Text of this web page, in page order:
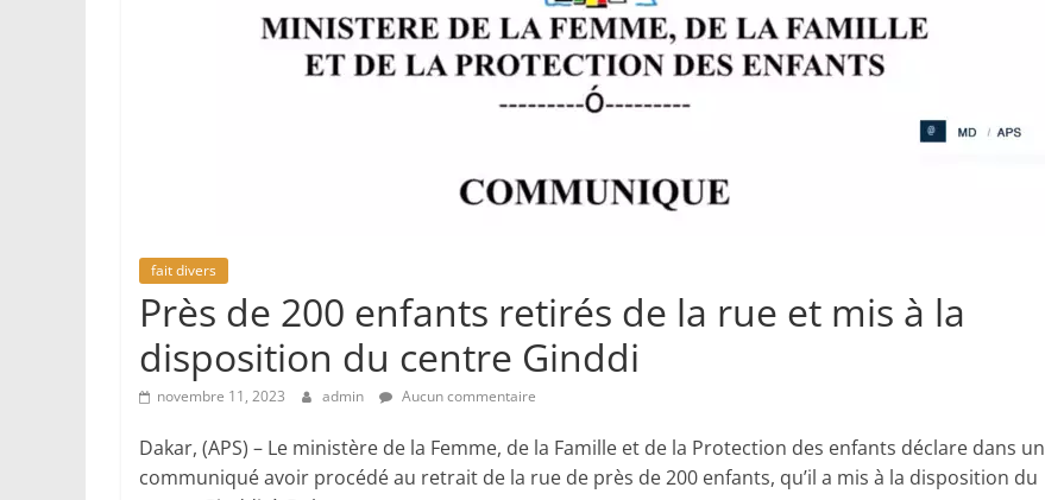
fait divers
Près de 200 enfants retirés de la rue et mis à la
disposition du centre Ginddi
novembre 11, 2023 admin Aucun commentaire
Dakar, (APS) – Le ministère de la Femme, de la Famille et de la Protection des enfants déclare dans un
communiqué avoir procédé au retrait de la rue de près de 200 enfants, qu’il a mis à la disposition du